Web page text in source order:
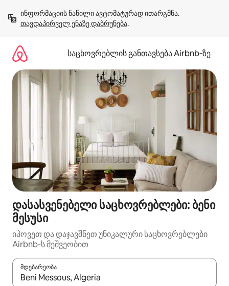
გადასვლა
თავდაპირველ ენაზე დაბრუნება.
საცხოვრებლის განთავსება Airbnb‑ზე
დასასვენებელი საცხოვრებლები: ბენი
მესუსი
იპოვეთ და დაჯავშნეთ უნიკალური საცხოვრებლები
Airbnb-ს მეშვეობით
მდებარეობა
როცა შედეგები ხელმისაწვდომი გახდება, ნავიგაციისთვის